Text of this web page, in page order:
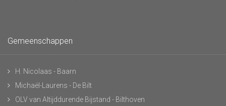
Gemeenschappen
H. Nicolaas - Baarn
Michaël-Laurens - De Bilt
OLV van Altijddurende Bijstand - Bilthoven